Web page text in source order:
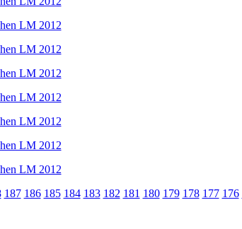
187 186 185 184 183 182 181 180 179 178 177 176